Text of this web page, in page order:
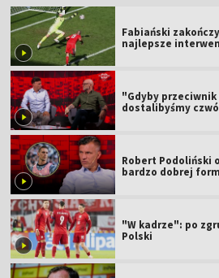
Fabiański
najlepsze
"Gdyby przeciwnik
dostalibyśmy
Robert Podoliński
bardzo dobrej
"W kadrze": po
Polski